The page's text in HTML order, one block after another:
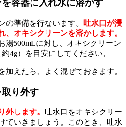
容器に入れ水に溶かす
の準備を行ないます。
吐水口が浸
、オキシクリーンを溶かします。
湯500mLに対し、オキシクリーン
4g）を目安にしてください。
加えたら、よく混ぜておきます。
取り外す
外します。 吐水口をオキシクリー
ていきましょう。このとき、吐水